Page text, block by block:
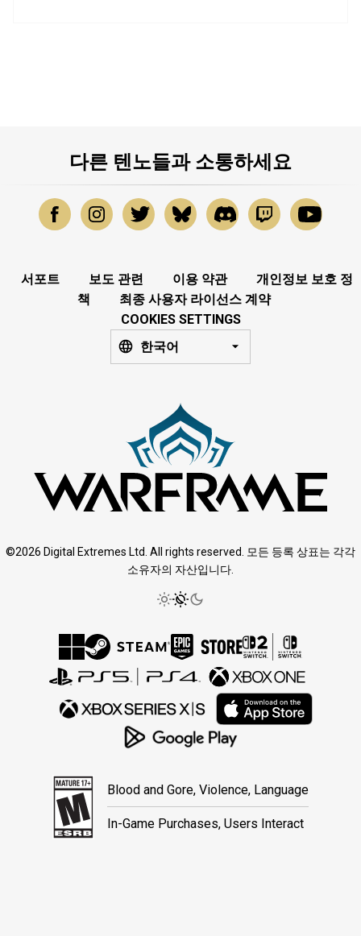
다른 텐노들과 소통하세요
서포트 보도 관련 이용 약관
개인정보 보호 정
책
최종 사용자 라이선스 계약
COOKIES SETTINGS
한국어
©2026 Digital Extremes Ltd. All rights reserved. 모든 등록 상표는 각각
소유자의 자산입니다.
Blood and Gore, Violence, Language
In-Game Purchases, Users Interact